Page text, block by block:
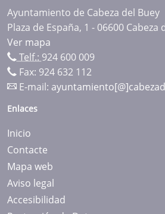
Ayuntamiento de Cabeza del Buey
Plaza de España, 1 - 06600 Cabeza
Ver mapa
Telf.: 924 600 009
Fax: 924 632 112
E-mail:
Enlaces
Inicio
Contacte
Mapa web
Aviso legal
Accesibilidad